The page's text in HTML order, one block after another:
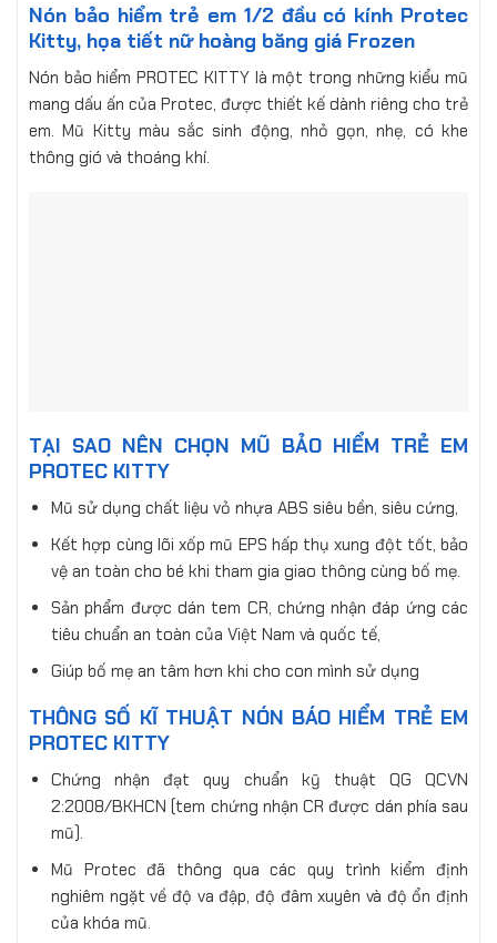
Nón bảo hiểm trẻ em 1/2 đầu có kính Protec
Kitty, họa tiết nữ hoàng băng giá Frozen
Nón bảo hiểm PROTEC KITTY là một trong những kiểu mũ
mang dấu ấn của Protec, được thiết kế dành riêng cho trẻ
em. Mũ Kitty màu sắc sinh động, nhỏ gọn, nhẹ, có khe
thông gió và thoáng khí.
TẠI SAO NÊN CHỌN MŨ BẢO HIỂM TRẺ EM
PROTEC KITTY
Mũ sử dụng chất liệu vỏ nhựa ABS siêu bền, siêu cứng,
Kết hợp cùng lõi xốp mũ EPS hấp thụ xung đột tốt, bảo
vệ an toàn cho bé khi tham gia giao thông cùng bố mẹ.
Sản phẩm được dán tem CR, chứng nhận đáp ứng các
tiêu chuẩn an toàn của Việt Nam và quốc tế,
Giúp bố mẹ an tâm hơn khi cho con mình sử dụng
THÔNG SỐ KĨ THUẬT NÓN BÁO HIỂM TRẺ EM
PROTEC KITTY
Chứng nhận đạt quy chuẩn kỹ thuật QG QCVN
2:2008/BKHCN (tem chứng nhận CR được dán phía sau
mũ).
Mũ Protec đã thông qua các quy trình kiểm định
nghiêm ngặt về độ va đập, độ đâm xuyên và độ ổn định
của khóa mũ.